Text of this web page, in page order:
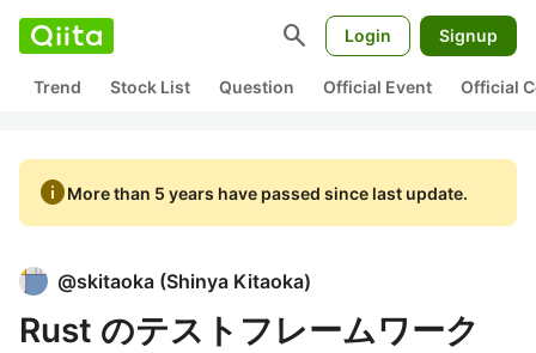
search Login Signup
Trend Stock List Question Official Event Official
infoMore than 5 years have passed since last update.
@skitaoka (Shinya Kitaoka)
Rust のテストフレームワーク